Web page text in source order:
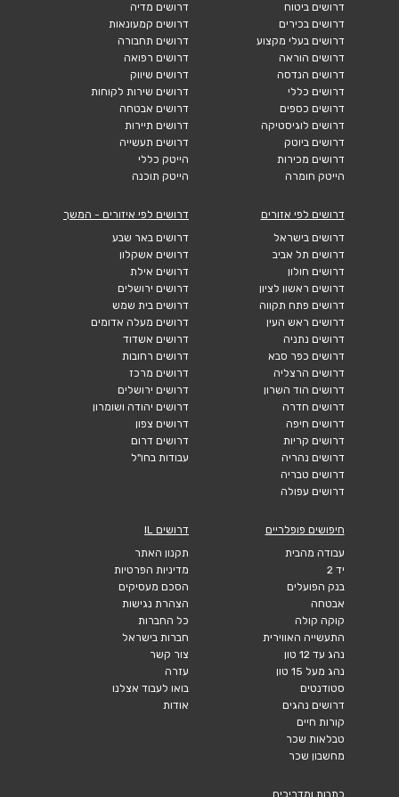
דרושים ביטוח
דרושים בכירים
דרושים בעלי מקצוע
דרושים הוראה
דרושים הנדסה
דרושים כללי
דרושים כספים
דרושים לוגיסטיקה
דרושים ביוטק
דרושים מכירות
הייטק חומרה
דרושים מדיה
דרושים קמעונאות
דרושים תחבורה
דרושים רפואה
דרושים שיווק
דרושים שירות לקוחות
דרושים אבטחה
דרושים תיירות
דרושים תעשייה
הייטק כללי
הייטק תוכנה
דרושים לפי אזורים
דרושים בישראל
דרושים תל אביב
דרושים חולון
דרושים ראשון לציון
דרושים פתח תקווה
דרושים ראש העין
דרושים נתניה
דרושים כפר סבא
דרושים הרצליה
דרושים הוד השרון
דרושים חדרה
דרושים חיפה
דרושים קריות
דרושים נהריה
דרושים טבריה
דרושים עפולה
דרושים לפי איזורים - המשך
דרושים באר שבע
דרושים אשקלון
דרושים אילת
דרושים ירושלים
דרושים בית שמש
דרושים מעלה אדומים
דרושים אשדוד
דרושים רחובות
דרושים מרכז
דרושים ירושלים
דרושים יהודה ושומרון
דרושים צפון
דרושים דרום
עבודות בחו"ל
חיפושים פופלריים
עבודה מהבית
יד 2
בנק הפועלים
אבטחה
קוקה קולה
התעשייה האווירית
נהג עד 12 טון
נהג מעל 15 טון
סטודנטים
דרושים נהגים
קורות חיים
טבלאות שכר
מחשבון שכר
דרושים IL
תקנון האתר
מדיניות הפרטיות
הסכם מעסיקים
הצהרת נגישות
כל החברות
חברות בישראל
צור קשר
עזרה
בואו לעבוד אצלנו
אודות
כתבות ומדריכים